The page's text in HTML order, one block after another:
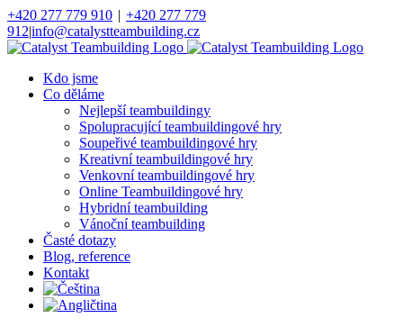
Přeskočit
na
obsah
+420 277 779 910 | +420 277 779
912|info@catalystteambuilding.cz
Facebook
Instagram
Kdo jsme
Co děláme
Nejlepší teambuildingy
Spolupracující teambuildingové hry
Soupeřivé teambuildingové hry
Kreativní teambuildingové hry
Venkovní teambuildingové hry
Online Teambuildingové hry
Hybridní teambuilding
Vánoční teambuilding
Časté dotazy
Blog, reference
Kontakt